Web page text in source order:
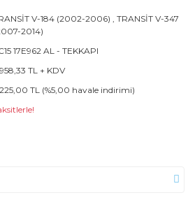
V-184 (2002-2006) ,TRANSİT V-347
2014)
17E962 AL - TEKKAPI
TL + KDV
TL (%5,00 havale indirimi)